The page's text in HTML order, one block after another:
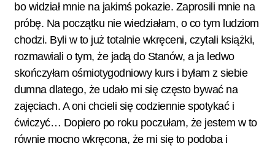
bo widział mnie na jakimś pokazie. Zaprosili mnie na
próbę. Na początku nie wiedziałam, o co tym ludziom
chodzi. Byli w to już totalnie wkręceni, czytali książki,
rozmawiali o tym, że jadą do Stanów, a ja ledwo
skończyłam ośmiotygodniowy kurs i byłam z siebie
dumna dlatego, że udało mi się często bywać na
zajęciach. A oni chcieli się codziennie spotykać i
ćwiczyć… Dopiero po roku poczułam, że jestem w to
równie mocno wkręcona, że mi się to podoba i